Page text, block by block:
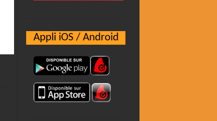
Appli iOS / Android